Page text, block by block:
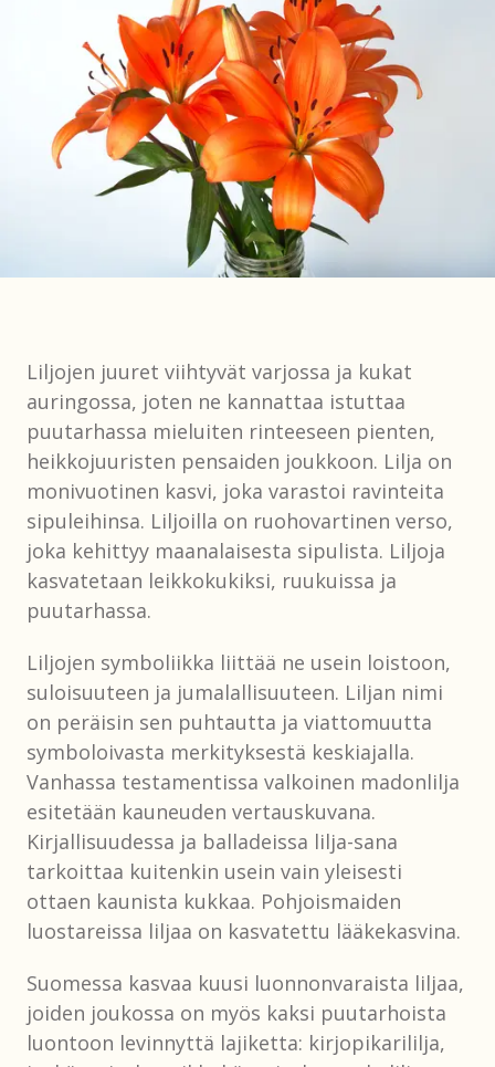
Liljojen juuret viihtyvät varjossa ja kukat
auringossa, joten ne kannattaa istuttaa
puutarhassa mieluiten rinteeseen pienten,
heikkojuuristen pensaiden joukkoon. Lilja on
monivuotinen kasvi, joka varastoi ravinteita
sipuleihinsa. Liljoilla on ruohovartinen verso,
joka kehittyy maanalaisesta sipulista. Liljoja
kasvatetaan leikkokukiksi, ruukuissa ja
puutarhassa.
Liljojen symboliikka liittää ne usein loistoon,
suloisuuteen ja jumalallisuuteen. Liljan nimi
on peräisin sen puhtautta ja viattomuutta
symboloivasta merkityksestä keskiajalla.
Vanhassa testamentissa valkoinen madonlilja
esitetään kauneuden vertauskuvana.
Kirjallisuudessa ja balladeissa lilja-sana
tarkoittaa kuitenkin usein vain yleisesti
ottaen kaunista kukkaa. Pohjoismaiden
luostareissa liljaa on kasvatettu lääkekasvina.
Suomessa kasvaa kuusi luonnonvaraista liljaa,
joiden joukossa on myös kaksi puutarhoista
luontoon levinnyttä lajiketta: kirjopikarililja,